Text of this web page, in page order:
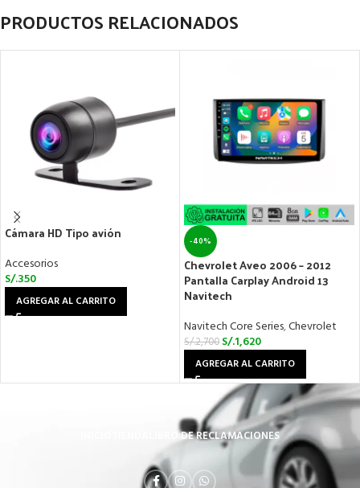
PRODUCTOS RELACIONADOS
Cámara HD Tipo avión
Accesorios
S/.350
AGREGAR AL CARRITO
-40%
Chevrolet Aveo 2006 – 2012
Pantalla Carplay Android 13
Navitech
Navitech Core Series,Chevrolet
S/.2,700 S/.1,620
AGREGAR AL CARRITO
LIBRO DE RECLAMACIONES